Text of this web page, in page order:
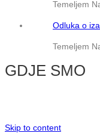
Temeljem
Odluka o
Temeljem
GDJE SMO
Skip to content